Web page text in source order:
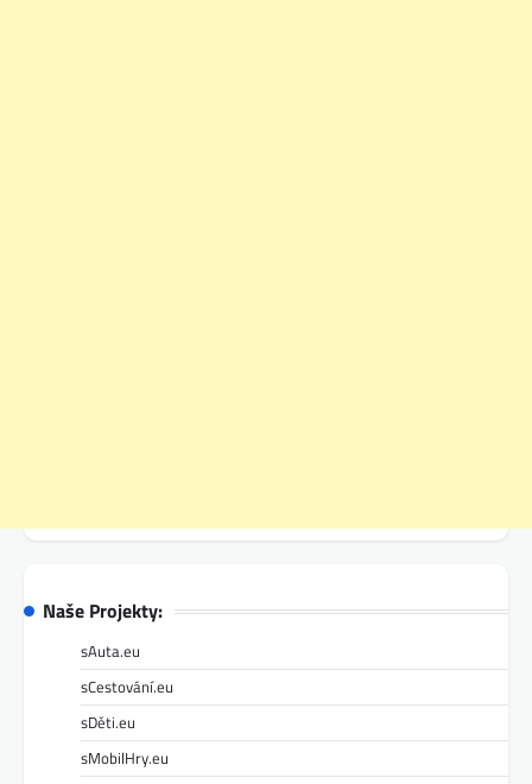
Naše Projekty:
sAuta.eu
sCestování.eu
sDěti.eu
sMobilHry.eu